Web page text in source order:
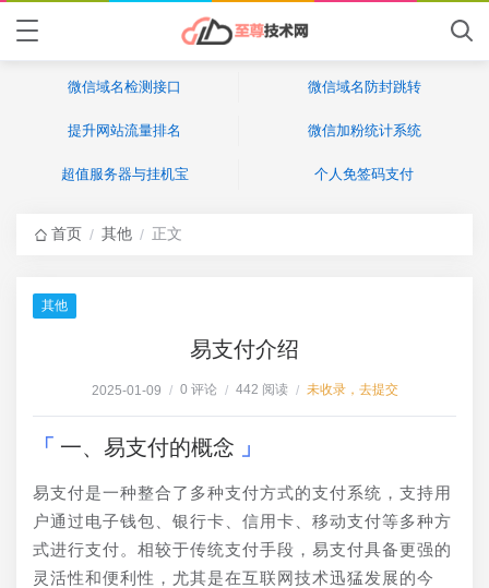
微信域名检测接口 微信域名防封跳转
提升网站流量排名 微信加粉统计系统
超值服务器与挂机宝 个人免签码支付
首页 / 其他 / 正文
其他
易支付介绍
2025-01-09 / 0 评论 / 442 阅读 / 未收录，去提交
一、易支付的概念
易支付是一种整合了多种支付方式的支付系统，支持用
户通过电子钱包、银行卡、信用卡、移动支付等多种方
式进行支付。相较于传统支付手段，易支付具备更强的
灵活性和便利性，尤其是在互联网技术迅猛发展的今